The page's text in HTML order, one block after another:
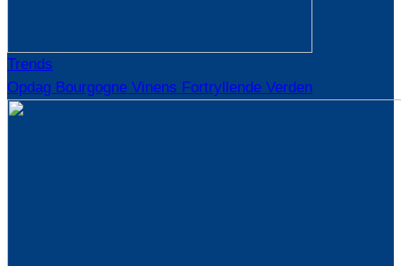
Trends
Opdag Bourgogne Vinens Fortryllende Verden